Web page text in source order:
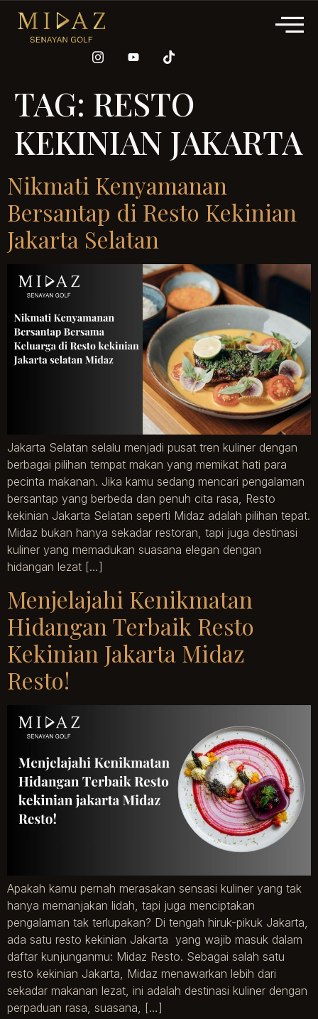
TAG: RESTO
KEKINIAN JAKARTA
Nikmati Kenyamanan
Bersantap di Resto Kekinian
Jakarta Selatan
Jakarta Selatan selalu menjadi pusat tren kuliner dengan
berbagai pilihan tempat makan yang memikat hati para
pecinta makanan. Jika kamu sedang mencari pengalaman
bersantap yang berbeda dan penuh cita rasa, Resto
kekinian Jakarta Selatan seperti Midaz adalah pilihan tepat.
Midaz bukan hanya sekadar restoran, tapi juga destinasi
kuliner yang memadukan suasana elegan dengan
hidangan lezat […]
Menjelajahi Kenikmatan
Hidangan Terbaik Resto
Kekinian Jakarta Midaz
Resto!
Apakah kamu pernah merasakan sensasi kuliner yang tak
hanya memanjakan lidah, tapi juga menciptakan
pengalaman tak terlupakan? Di tengah hiruk-pikuk Jakarta,
ada satu resto kekinian Jakarta yang wajib masuk dalam
daftar kunjunganmu: Midaz Resto. Sebagai salah satu
resto kekinian Jakarta, Midaz menawarkan lebih dari
sekadar makanan lezat, ini adalah destinasi kuliner dengan
perpaduan rasa, suasana, […]